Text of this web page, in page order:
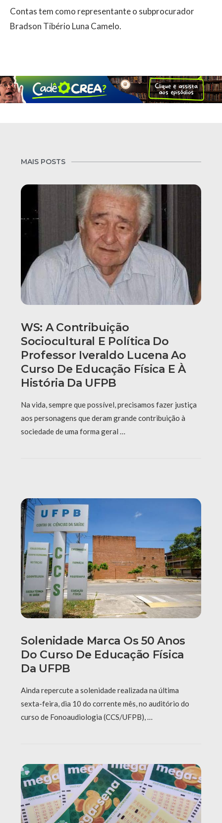
Contas tem como representante o subprocurador
Bradson Tibério Luna Camelo.
MAIS POSTS
WS: A Contribuição
Sociocultural E Política Do
Professor Iveraldo Lucena Ao
Curso De Educação Física E À
História Da UFPB
Na vida, sempre que possível, precisamos fazer justiça
aos personagens que deram grande contribuição à
sociedade de uma forma geral …
Solenidade Marca Os 50 Anos
Do Curso De Educação Física
Da UFPB
Ainda repercute a solenidade realizada na última
sexta-feira, dia 10 do corrente mês, no auditório do
curso de Fonoaudiologia (CCS/UFPB), …